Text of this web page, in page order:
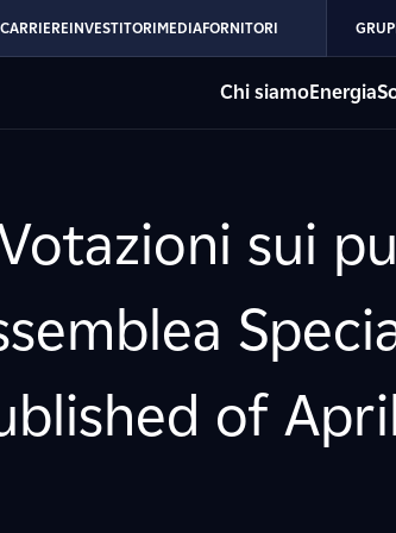
CARRIEREINVESTITORIMEDIAFORNITORI
Chi siamoEnergia
sui
of